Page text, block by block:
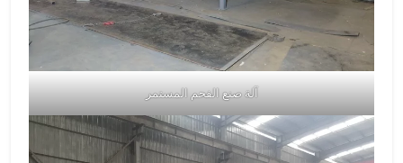
آلة صنع الفحم المستمر